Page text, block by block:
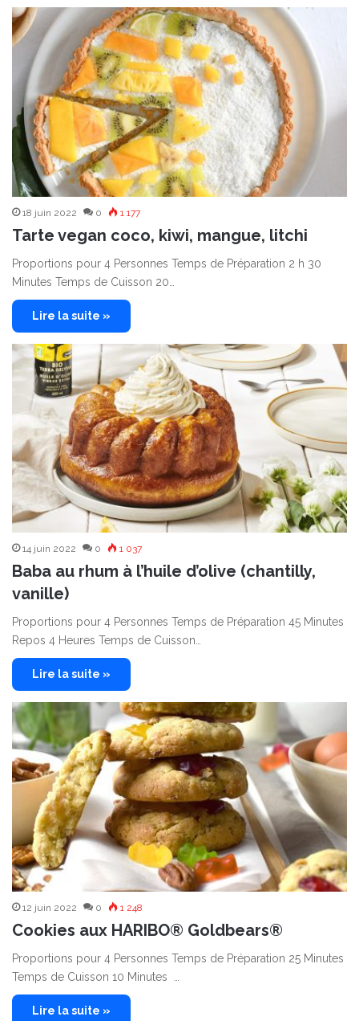
18 juin 2022 0 1 177
Tarte vegan coco, kiwi, mangue, litchi
Proportions pour 4 Personnes Temps de Préparation 2 h 30
Minutes Temps de Cuisson 20…
Lire la suite »
14 juin 2022 0 1 037
Baba au rhum à l’huile d’olive (chantilly,
vanille)
Proportions pour 4 Personnes Temps de Préparation 45 Minutes
Repos 4 Heures Temps de Cuisson…
Lire la suite »
12 juin 2022 0 1 248
Cookies aux HARIBO® Goldbears®
Proportions pour 4 Personnes Temps de Préparation 25 Minutes
Temps de Cuisson 10 Minutes …
Lire la suite »